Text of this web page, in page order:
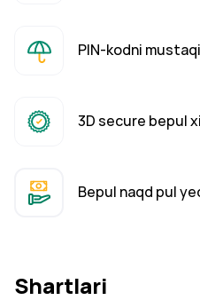
PIN-kodni
3D secure bepul
Bepul naqd pul
Shartlari